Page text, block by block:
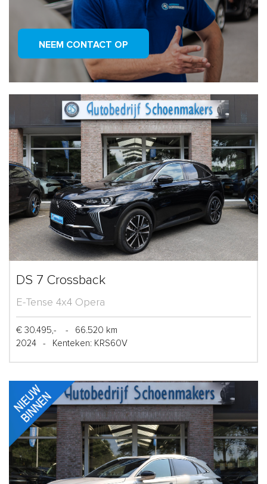
NEEM CONTACT OP
DS 7 Crossback
E-Tense 4x4 Opera
€ 30.495,- -
66.520 km
2024
- Kenteken: KRS60V